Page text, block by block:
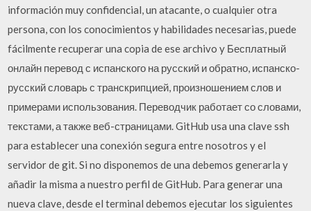
información muy confidencial, un atacante, o cualquier otra
persona, con los conocimientos y habilidades necesarias, puede
fácilmente recuperar una copia de ese archivo y Бесплатный
онлайн перевод с испанского на русский и обратно, испанско-
русский словарь с транскрипцией, произношением слов и
примерами использования. Переводчик работает со словами,
текстами, а также веб-страницами. GitHub usa una clave ssh
para establecer una conexión segura entre nosotros y el
servidor de git. Si no disponemos de una debemos generarla y
añadir la misma a nuestro perfil de GitHub. Para generar una
nueva clave, desde el terminal debemos ejecutar los siguientes